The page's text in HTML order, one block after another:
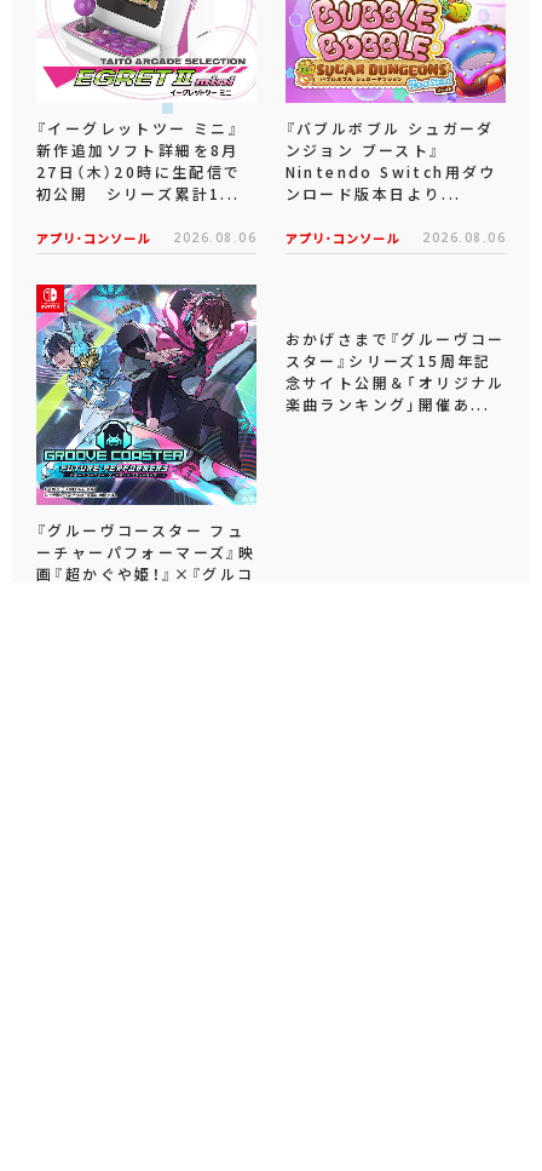
『イーグレットツー ミニ』
新作追加ソフト詳細を8月
27日（木）20時に生配信で
初公開 シリーズ累計1...
アプリ･コンソール 2026.08.06
『バブルボブル シュガーダ
ンジョン ブースト』
Nintendo Switch用ダウ
ンロード版本日より...
アプリ･コンソール 2026.08.06
『グルーヴコースター フュ
ーチャーパフォーマーズ』映
画『超かぐや姫！』×『グルコ
おかげさまで『グルーヴコー
スター』シリーズ15周年記
念サイト公開＆「オリジナル
楽曲ランキング」開催あ...